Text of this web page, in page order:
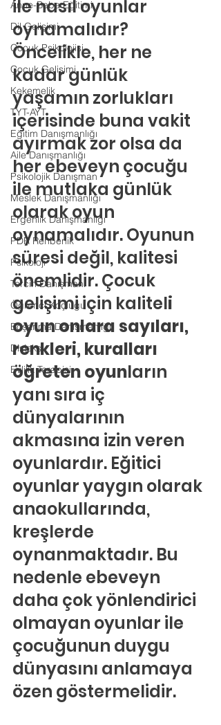
Anne-Baba Eğitimi
Dil Gelişimi
Çocuk Psikolojisi
Çocuk Gelişimi
Kekemelik
TYT-AYT
Eğitim Danışmanlığı
Aile Danışmanlığı
Psikolojik Danışman
Meslek Danışmanlığı
Ergenlik Danışmanlığı
PDR Rehberlik
Psikoloji
Tercih Danışmanı
Öğrenci Koçluğu
Boşanma Danışmanlığı
Disleksi
Evlilik Terapisi
ile nasıl oyunlar
oynamalıdır?
Öncelikle, her ne
kadar günlük
yaşamın zorlukları
içerisinde buna vakit
ayırmak zor olsa da
her ebeveyn çocuğu
ile mutlaka günlük
olarak oyun
oynamalıdır. Oyunun
süresi değil, kalitesi
önemlidir. Çocuk
gelişimi için kaliteli
oyun onlara sayıları,
renkleri, kuralları
öğreten oyunların
yanı sıra iç
dünyalarının
akmasına izin veren
oyunlardır. Eğitici
oyunlar yaygın olarak
anaokullarında,
kreşlerde
oynanmaktadır. Bu
nedenle ebeveyn
daha çok yönlendirici
olmayan oyunlar ile
çocuğunun duygu
dünyasını anlamaya
özen göstermelidir.